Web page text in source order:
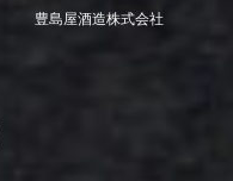
豊島屋酒造株式会社